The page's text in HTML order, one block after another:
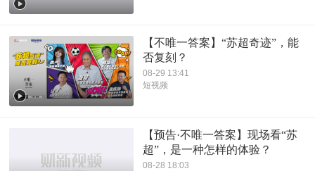
【不唯一答案】“苏超奇迹”，能
否复刻？
08-29 13:41
短视频
【预告·不唯一答案】现场看“苏
超”，是一种怎样的体验？
08-28 18:03